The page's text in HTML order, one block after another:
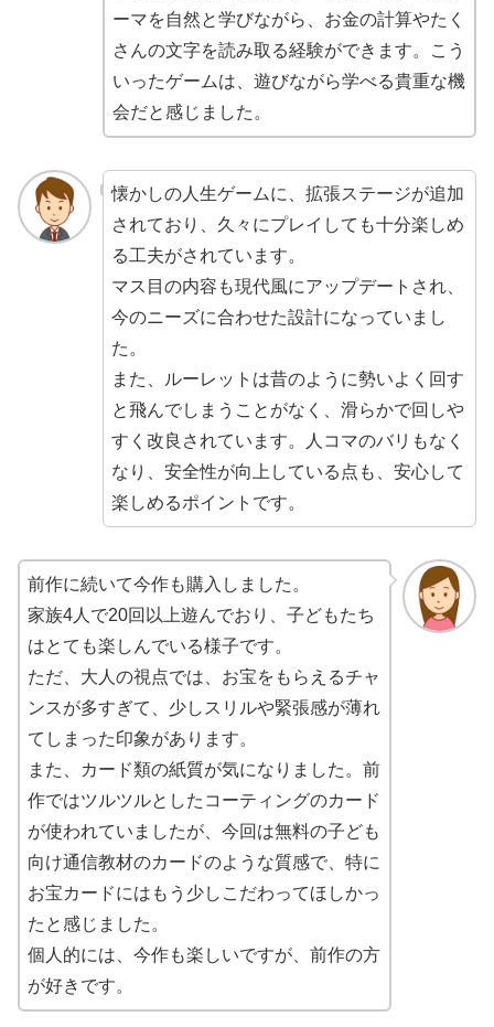
ーマを自然と学びながら、お金の計算やたく
さんの文字を読み取る経験ができます。こう
いったゲームは、遊びながら学べる貴重な機
会だと感じました。
懐かしの人生ゲームに、拡張ステージが追加
されており、久々にプレイしても十分楽しめ
る工夫がされています。
マス目の内容も現代風にアップデートされ、
今のニーズに合わせた設計になっていまし
た。
また、ルーレットは昔のように勢いよく回す
と飛んでしまうことがなく、滑らかで回しや
すく改良されています。人コマのバリもなく
なり、安全性が向上している点も、安心して
楽しめるポイントです。
前作に続いて今作も購入しました。
家族4人で20回以上遊んでおり、子どもたち
はとても楽しんでいる様子です。
ただ、大人の視点では、お宝をもらえるチャ
ンスが多すぎて、少しスリルや緊張感が薄れ
てしまった印象があります。
また、カード類の紙質が気になりました。前
作ではツルツルとしたコーティングのカード
が使われていましたが、今回は無料の子ども
向け通信教材のカードのような質感で、特に
お宝カードにはもう少しこだわってほしかっ
たと感じました。
個人的には、今作も楽しいですが、前作の方
が好きです。